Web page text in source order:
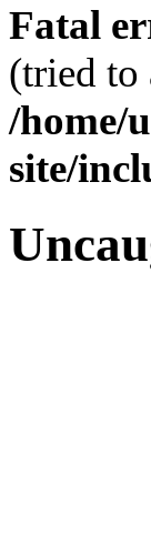
Fatal
(tried to
/home/
site/